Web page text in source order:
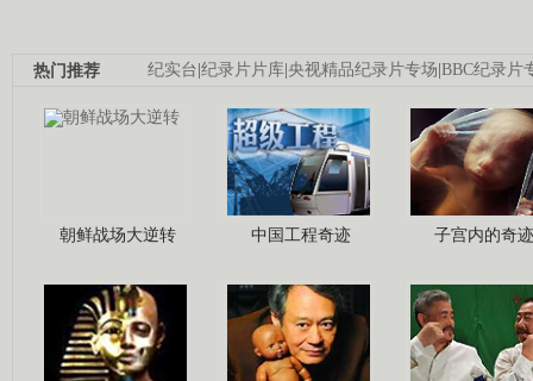
纪实台|纪录片片库|央视精品纪录片专场|BBC纪录片
热门推荐
朝鲜战场大逆转 中国工程奇迹 子宫内的奇迹